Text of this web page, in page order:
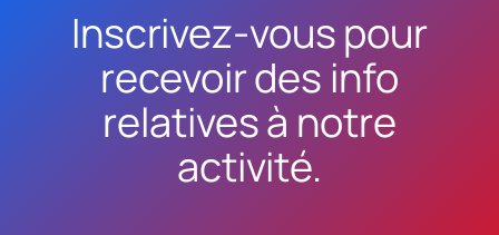
Inscrivez-vous pour
recevoir des info
relatives à notre
activité.